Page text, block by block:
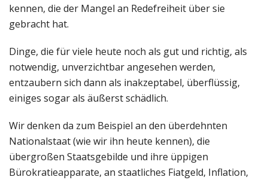
kennen, die der Mangel an Redefreiheit über sie
gebracht hat.
Dinge, die für viele heute noch als gut und richtig, als
notwendig, unverzichtbar angesehen werden,
entzaubern sich dann als inakzeptabel, überflüssig,
einiges sogar als äußerst schädlich.
Wir denken da zum Beispiel an den überdehnten
Nationalstaat (wie wir ihn heute kennen), die
übergroßen Staatsgebilde und ihre üppigen
Bürokratieapparate, an staatliches Fiatgeld, Inflation,